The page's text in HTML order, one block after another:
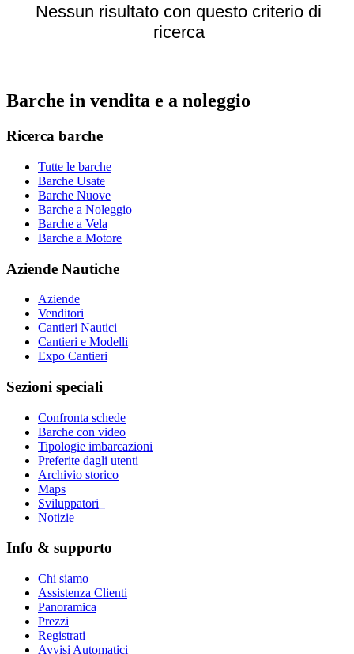
Nessun risultato con questo criterio di
ricerca
Barche in vendita e a noleggio
Ricerca barche
Tutte le barche
Barche Usate
Barche Nuove
Barche a Noleggio
Barche a Vela
Barche a Motore
Aziende Nautiche
Aziende
Venditori
Cantieri Nautici
Cantieri e Modelli
Expo Cantieri
Sezioni speciali
Confronta schede
Barche con video
Tipologie imbarcazioni
Preferite dagli utenti
Archivio storico
Maps
Sviluppatori
Notizie
Info & supporto
Chi siamo
Assistenza Clienti
Panoramica
Prezzi
Registrati
Avvisi Automatici